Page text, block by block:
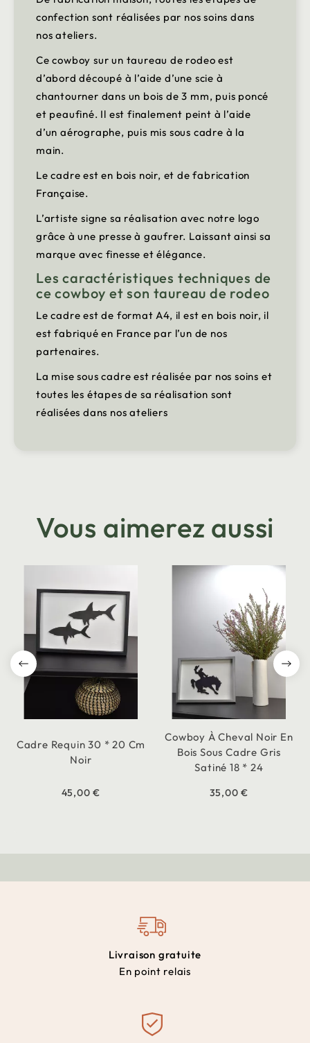
confection sont réalisées par nos soins dans
nos ateliers.
Ce cowboy sur un taureau de rodeo est
d’abord découpé à l’aide d’une scie à
chantourner dans un bois de 3 mm, puis poncé
et peaufiné. Il est finalement peint à l’aide
d’un aérographe, puis mis sous cadre à la
main.
Le cadre est en bois noir, et de fabrication
Française.
L’artiste signe sa réalisation avec notre logo
grâce à une presse à gaufrer. Laissant ainsi sa
marque avec finesse et élégance.
Les caractéristiques techniques de
ce cowboy et son taureau de rodeo
Le cadre est de format A4, il est en bois noir, il
est fabriqué en France par l’un de nos
partenaires.
La mise sous cadre est réalisée par nos soins et
toutes les étapes de sa réalisation sont
réalisées dans nos ateliers
Vous aimerez aussi
Cadre Requin 30 * 20 Cm
Noir
45,00 €
Cowboy À Cheval Noir En
Bois Sous Cadre Gris
Satiné 18 * 24
35,00 €
Livraison gratuite
En point relais